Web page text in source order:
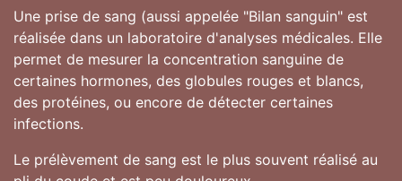
Une prise de sang (aussi appelée "Bilan sanguin" est
réalisée dans un laboratoire d'analyses médicales. Elle
permet de mesurer la concentration sanguine de
certaines hormones, des globules rouges et blancs,
des protéines, ou encore de détecter certaines
infections.
Le prélèvement de sang est le plus souvent réalisé au